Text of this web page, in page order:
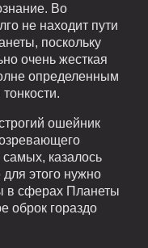
Во
не находит пути
поскольку
очень жесткая
определенным
ошейник
казалось
этого нужно
в сферах Планеты
оброк гораздо